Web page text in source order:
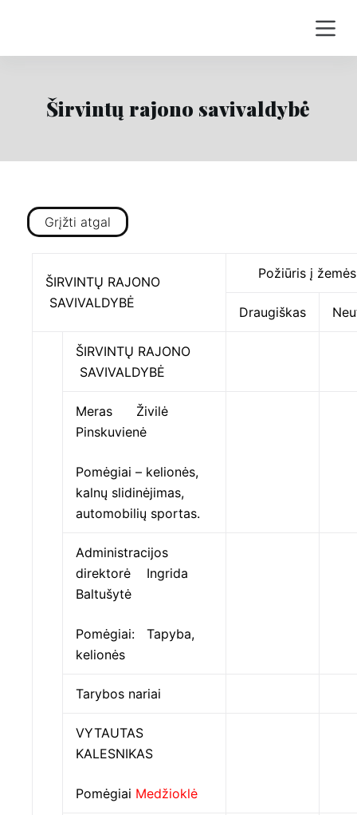
i
o
Širvintų rajono savivaldybė
Grįžti atgal
ŠIRVINTŲ RAJONO
SAVIVALDYBĖ
Požiūris į
Draugiškas
ŠIRVINTŲ RAJONO
SAVIVALDYBĖ
Meras Živilė
Pinskuvienė
Pomėgiai – kelionės,
kalnų slidinėjimas,
automobilių sportas.
Administracijos
direktorė Ingrida
Baltušytė
Pomėgiai: Tapyba,
kelionės
Tarybos nariai
VYTAUTAS
KALESNIKAS
Pomėgiai Medžioklė